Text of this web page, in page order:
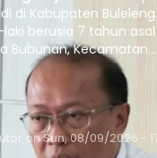
Tembus Rp4,1
Juli 2026,
Pariwisata
untuk